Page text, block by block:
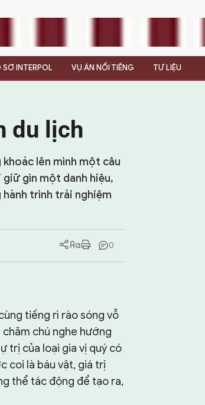
SƠ INTERPOL VỤ ÁN NỔI TIẾNG TƯ LIỆU
du lịch
khoác lên mình một câu
gìn một danh hiệu,
trình trải nghiệm
0
tiếng rì rào sóng vỗ
chú nghe hướng
trị của loại gia vị quý có
coi là báu vật, giá trị
thể tác động để tạo ra,